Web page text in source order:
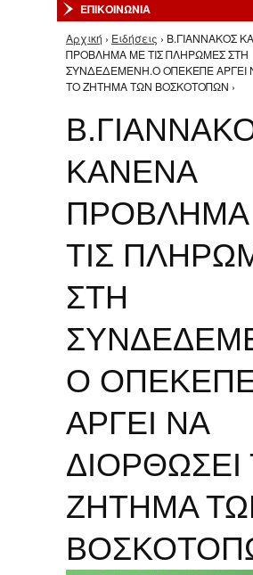
ΕΠΙΚΟΙΝΩΝΙΑ
Είστε εδώ
Αρχική › Ειδήσεις › Β.ΓΙΑΝΝΑΚΟΣ
ΠΡΟΒΛΗΜΑ ΜΕ ΤΙΣ ΠΛΗΡΩΜΕΣ ΣΤΗ
ΣΥΝΔΕΔΕΜΕΝΗ.Ο ΟΠΕΚΕΠΕ ΑΡΓΕΙ
ΤΟ ΖΗΤΗΜΑ ΤΩΝ ΒΟΣΚΟΤΟΠΩΝ ›
ΚΑΝΕΝΑ
ΤΙΣ
ΣΤΗ
Ο
ΑΡΓΕΙ ΝΑ
ΔΙΟΡΘΩΣΕΙ
ΖΗΤΗΜΑ